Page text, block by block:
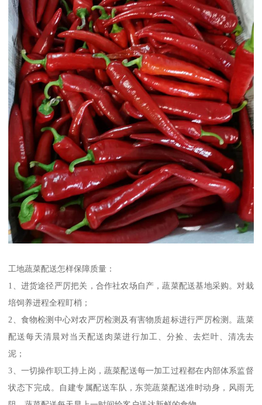
工地蔬菜配送怎样保障质量：
1、进货途径严厉把关，合作社农场自产，蔬菜配送基地采购。对栽
培饲养进程全程盯梢；
2、食物检测中心对农严厉检测及有害物质超标进行严厉检测。蔬菜
配送每天清晨对当天配送肉菜进行加工、分捡、去烂叶、清冼去
泥；
3、一切操作职工持上岗，蔬菜配送每一加工过程都在内部体系监督
状态下完成。自建专属配送车队，东莞蔬菜配送准时动身，风雨无